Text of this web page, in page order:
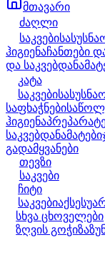
მთავარი
ძაღლი
საკვები
ჰიგიენაჩანთები
და
კატა
საკვები
საფხაჭნები
ჰიგიენა
საკვებდანამატები
გადამყვანები
თევზი
საკვები
ჩიტი
საკვები
სხვა ცხოველები
ზღვის გოჭი